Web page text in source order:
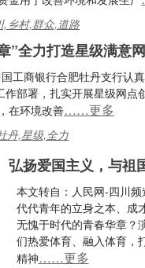
,乡村,群众,道路
”全力打造星级满意
工商银行合肥牡丹支行认
作部署，扎实开展星级网
在环境改善……更多
丹,星级,全力
弘扬爱国主义，与祖
本文转自：人民网-四川
代代青年的立身之本、成
无愧于时代的青春华章？
们热爱体育、融入体育，
精神……更多